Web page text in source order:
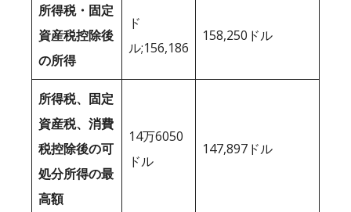
所得税・固定
資産税控除後
の所得
ド
ル;156,186
158,250ドル
所得税、固定
資産税、消費
税控除後の可
処分所得の最
高額
14万6050
ドル
147,897ドル